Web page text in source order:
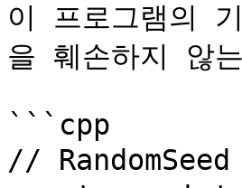
이 프로그램의
을 훼손하지 않
```cpp
//